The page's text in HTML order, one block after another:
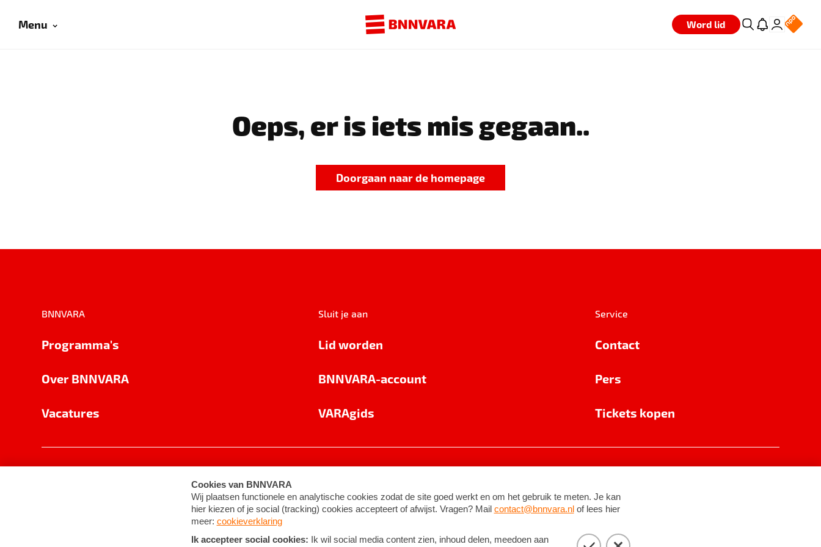
Menu Word lid
Oeps, er is iets mis gegaan..
Doorgaan naar de homepage
BNNVARA
Programma's
Over BNNVARA
Vacatures
Sluit je aan
Lid worden
BNNVARA-account
VARAgids
Service
Contact
Pers
Tickets kopen
Cookie-instellingen Algemene voorwaarden ©2026BNNVARA